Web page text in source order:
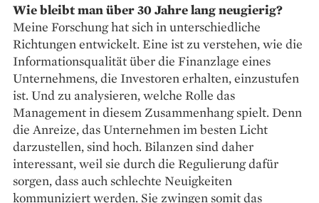
Wie bleibt man über 30 Jahre lang neugierig?
Meine Forschung hat sich in unterschiedliche
Richtungen entwickelt. Eine ist zu verstehen, wie die
Informationsqualität über die Finanzlage eines
Unternehmens, die Investoren erhalten, einzustufen
ist. Und zu analysieren, welche Rolle das
Management in diesem Zusammenhang spielt. Denn
die Anreize, das Unternehmen im besten Licht
darzustellen, sind hoch. Bilanzen sind daher
interessant, weil sie durch die Regulierung dafür
sorgen, dass auch schlechte Neuigkeiten
kommuniziert werden. Sie zwingen somit das